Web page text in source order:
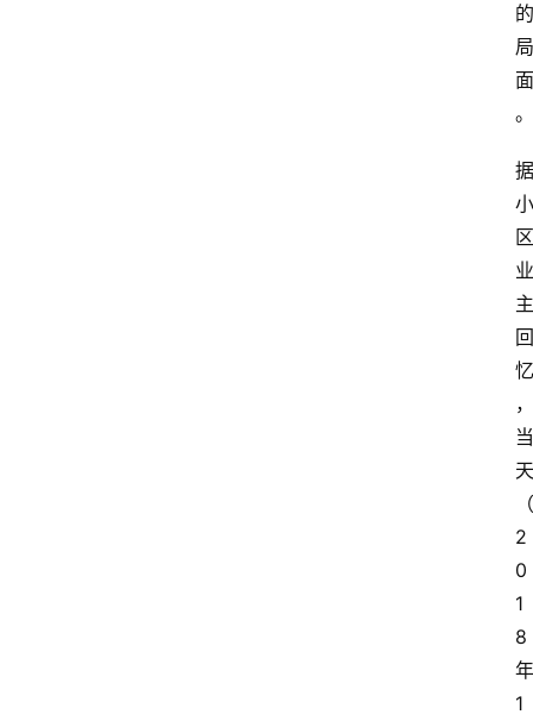
的
局
面
。
据
小
区
业
主
回
忆
，
当
天
（
2
0
1
8
年
1